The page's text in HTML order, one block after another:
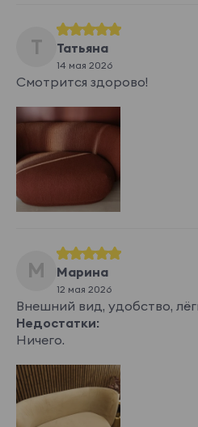
Т Татьяна
14 мая 2026
Смотрится здорово!
М Марина
12 мая 2026
Внешний вид, удобство,
Недостатки:
Ничего.